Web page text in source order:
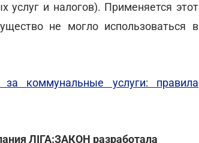
услуг и налогов). Применяется этот
не могло использоваться в
коммунальные услуги: правила
ЛІГА:ЗАКОН разработала